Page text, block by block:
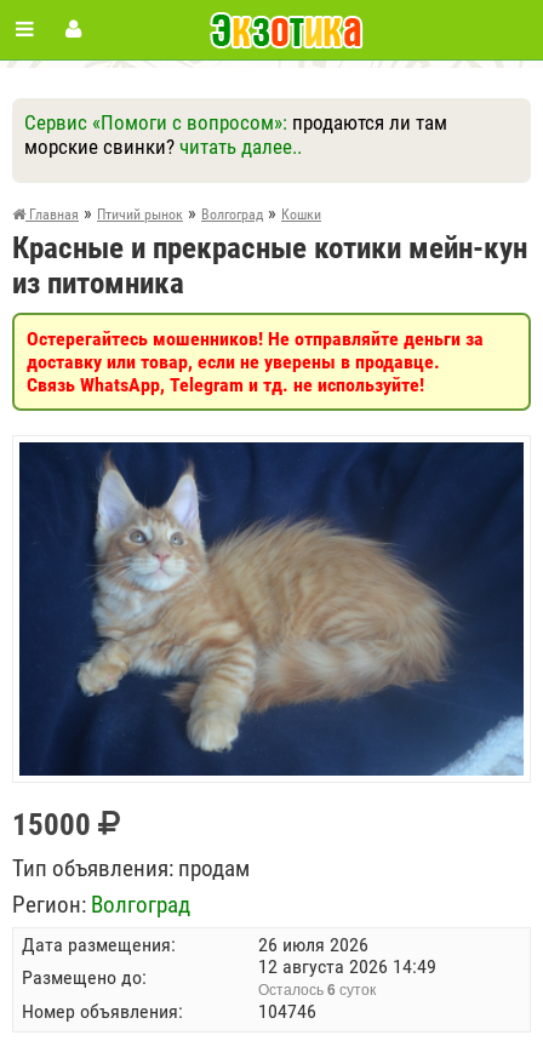
Сервис «Помоги с вопросом»: продаются ли там
морские свинки? читать далее..
Ответить Другие вопросы
Задать вопрос
Главная » Птичий рынок » Волгоград » Кошки
Красные и прекрасные котики мейн-кун
из питомника
Остерегайтесь мошенников! Не отправляйте деньги за
доставку или товар, если не уверены в продавце.
Связь WhatsApp, Telegram и тд. не используйте!
15000
Тип объявления: продам
Регион: Волгоград
Дата размещения:
26 июля 2026
Размещено до:
12 августа 2026 14:49
Осталось 6 суток
Номер объявления: 104746